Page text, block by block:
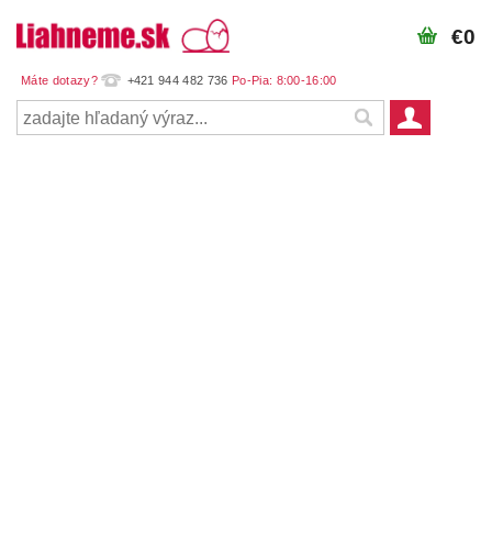
+421 944 482 736
€0